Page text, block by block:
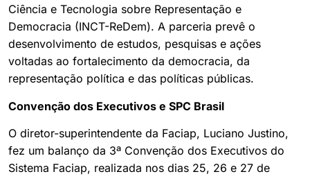
Ciência e Tecnologia sobre Representação e
Democracia (INCT-ReDem). A parceria prevê o
desenvolvimento de estudos, pesquisas e ações
voltadas ao fortalecimento da democracia, da
representação política e das políticas públicas.
Convenção dos Executivos e SPC Brasil
O diretor-superintendente da Faciap, Luciano Justino,
fez um balanço da 3ª Convenção dos Executivos do
Sistema Faciap, realizada nos dias 25, 26 e 27 de